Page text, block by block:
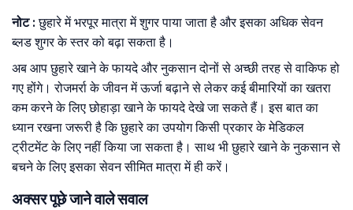
नोट : छुहारे में भरपूर मात्रा में शुगर पाया जाता है और इसका अधिक सेवन
ब्लड शुगर के स्तर को बढ़ा सकता है।
अब आप छुहारे खाने के फायदे और नुकसान दोनों से अच्छी तरह से वाकिफ हो
गए होंगे। रोजमर्रा के जीवन में ऊर्जा बढ़ाने से लेकर कई बीमारियों का खतरा
कम करने के लिए छोहाड़ा खाने के फायदे देखे जा सकते हैं। इस बात का
ध्यान रखना जरूरी है कि छुहारे का उपयोग किसी प्रकार के मेडिकल
ट्रीटमेंट के लिए नहीं किया जा सकता है। साथ भी छुहारे खाने के नुकसान से
बचने के लिए इसका सेवन सीमित मात्रा में ही करें।
अक्सर पूछे जाने वाले सवाल